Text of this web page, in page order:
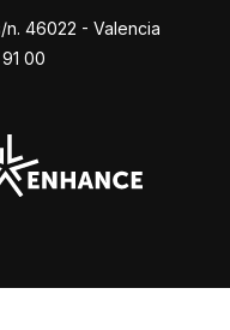
n. 46022 - Valencia
00